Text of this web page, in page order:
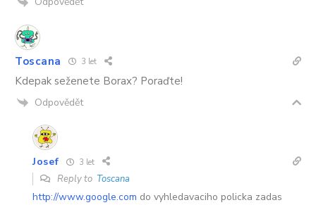
Toscana 3 let
Kdepak seženete Borax? Poraďte!
Odpovědět
Josef 3 let
Reply to Toscana
http://www.google.com do vyhledavaciho policka zadas